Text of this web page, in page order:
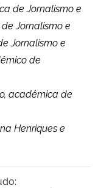
de Jornalismo e
Jornalismo e
Jornalismo e
de
acadêmica de
Henriques e